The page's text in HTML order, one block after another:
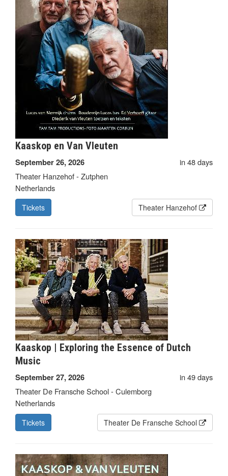
Kaaskop en Van Vleuten
September 26, 2026
in 48 days
Theater Hanzehof - Zutphen
Netherlands
Tickets Theater Hanzehof
Kaaskop | Exploring the Essence of Dutch
Music
September 27, 2026
in 49 days
Theater De Fransche School - Culemborg
Netherlands
Tickets Theater De Fransche School